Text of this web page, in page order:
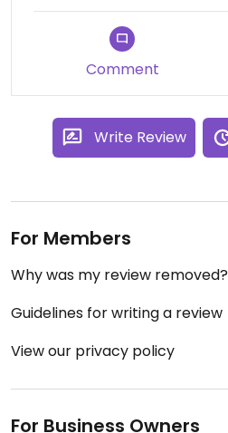
Comment
Write Review
For Members
Why was my review removed?
Guidelines for writing a review
View our privacy policy
For Business Owners